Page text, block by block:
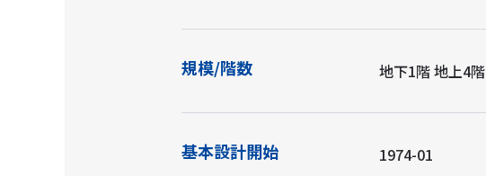
規模/階数 地下1階 地上4階
基本設計開始 1974-01